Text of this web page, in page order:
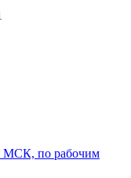
МСК, по рабочим